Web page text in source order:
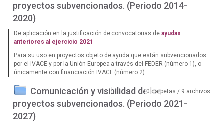
proyectos subvencionados. (Periodo 2014-
2020)
De aplicación en la justificación de convocatorias de ayudas
anteriores al ejercicio 2021
Para su uso en proyectos objeto de ayuda que están subvencionados
por el IVACE y por la Unión Europea a través del FEDER (número 1), o
únicamente con financiación IVACE (número 2)
Comunicación y visibilidad de los
proyectos subvencionados. (Periodo 2021-
2027)
0 carpetas / 9 archivos